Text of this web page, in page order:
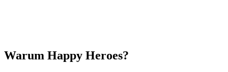
Warum Happy Heroes?